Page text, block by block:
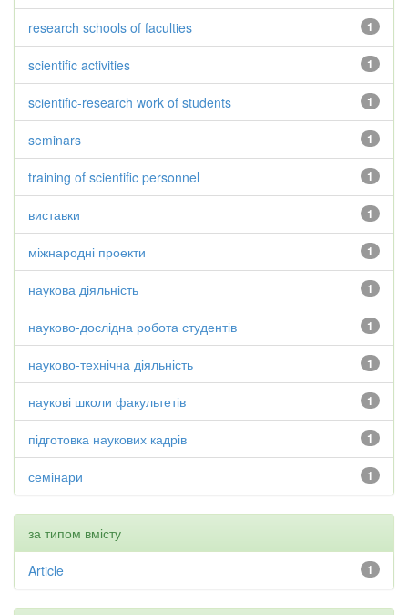
1
research schools of faculties
1
scientific activities
1
scientific-research work of students
1
seminars
1
training of scientific personnel
1
виставки
1
міжнародні проекти
1
наукова діяльність
1
науково-дослідна робота студентів
1
науково-технічна діяльність
1
наукові школи факультетів
1
підготовка наукових кадрів
1
семінари
за типом вмісту
1
Article